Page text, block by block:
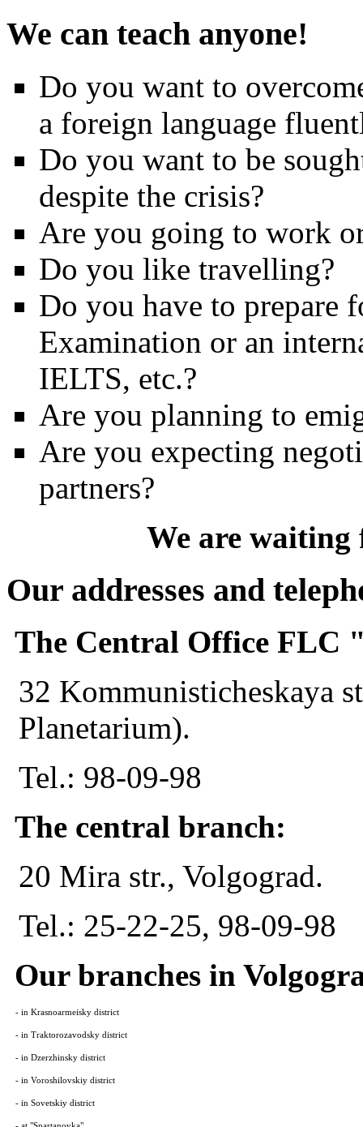
We can teach anyone!
Do you want to
a foreign language
Do you want to be
despite the crisis?
Are you going to work
Do you like travelling?
Do you have to prepare
Examination or an
IELTS, etc.?
Are you planning to
Are you expecting
partners?
We are
Our addresses and
The Central Office FLC
32 Kommunisticheskaya
Planetarium).
Tel.: 98-09-98
The central branch:
20 Mira str., Volgograd.
Tel.: 25-22-25, 98-09-98
Our branches in
- in Krasnoarmeisky district
- in Traktorozavodsky district
- in Dzerzhinsky district
- in Voroshilovskiy district
- in Sovetskiy district